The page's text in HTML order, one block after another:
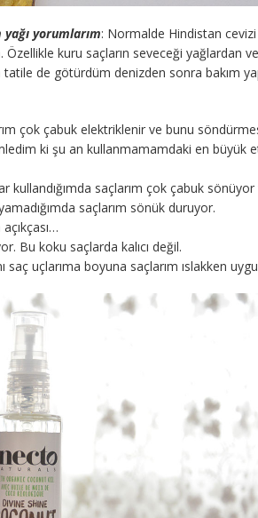
yorumlarım: Normalde Hindistan cevizi
kuru saçların seveceği yağlardan ve
de götürdüm denizden sonra bakım
çok çabuk elektriklenir ve bunu
ki şu an kullanmamamdaki en büyük
kullandığımda saçlarım çok çabuk sönüyor
saçlarım sönük duruyor.
Bu koku saçlarda kalıcı değil.
uçlarıma boyuna saçlarım ıslakken